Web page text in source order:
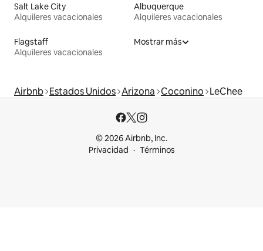
Salt Lake City
Alquileres vacacionales
Albuquerque
Alquileres vacacionales
Flagstaff
Alquileres vacacionales
Mostrar más
Airbnb Estados Unidos Arizona Coconino LeChee
© 2026 Airbnb, Inc.
Privacidad
Términos